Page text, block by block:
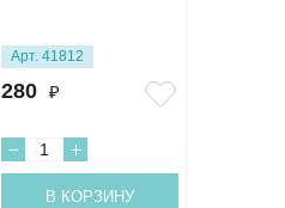
Арт. 41812
280 ₽
В КОРЗИНУ